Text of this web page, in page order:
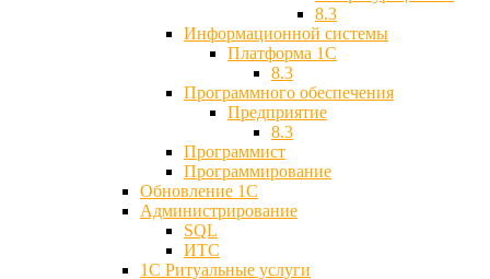
8.3
Информационной системы
Платформа 1С
8.3
Программного обеспечения
Предприятие
8.3
Программист
Программирование
Обновление 1С
Администрирование
SQL
ИТС
1С Ритуальные услуги